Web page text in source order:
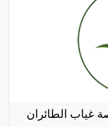
غياب الطائران